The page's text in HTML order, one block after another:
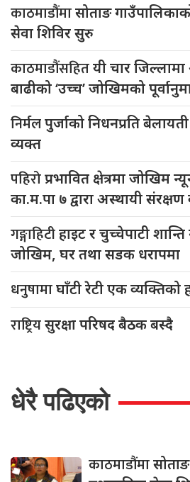
काठमाडौंमासोताङ
सेवा शिविर सुरु
काठमाडौंसहितयी चार
बाढीको ‘उच्च’ जोखिमको
निर्मलपुर्जाको निधनप्रति
व्यक्त
पहिरोप्रभावित क्षेत्रमा जोखिम
का.म.पा ७ द्वारा अस्थायी
गङ्गाहिटीहाइट र चुच्चेपाटी शान्ति
जोखिम, घर तथा सडक धरापमा
धनुषामाघाँटी रेटी एक व्यक्तिको
राष्ट्रियसुरक्षा परिषद बैठक बस्दै
धेरै पढिएको
काठमाडौंमा